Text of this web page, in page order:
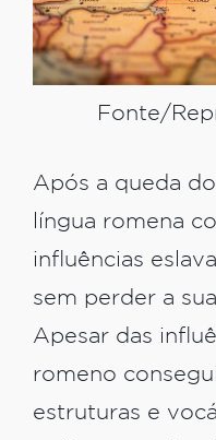
Fonte/
Após a queda
língua romena
influências
sem perder a
Apesar das
romeno
estruturas e